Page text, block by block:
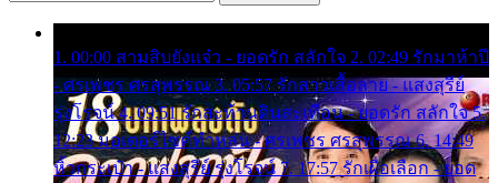
1. 00:00 สามสิบยังแจ๋ว - ยอดรัก สลักใจ 2. 02:49 รักมาห้าปี
- ศรเพชร ศรสุพรรณ 3. 05:57 รักสาวเสื้อลาย - แสงสุรีย์
รุ่งโรจน์ 4. 09:51 รักสะท้านดินสะเทือน - ยอดรัก สลักใจ 5.
12:23 มอเตอร์ไซค์ทำหล่น - ศรเพชร ศรสุพรรณ 6. 14:49
หิ้วกระเป๋า - แสงสุรีย์ รุ่งโรจน์ 7. 17:57 รักเผื่อเลือก - ยอด